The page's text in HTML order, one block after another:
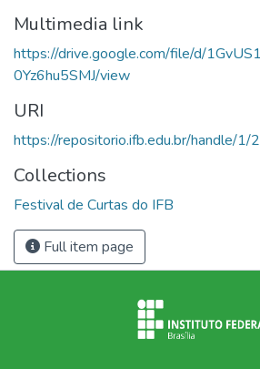
Multimedia link
https://drive.google.com/file/d/
0Yz6hu5SMJ/view
URI
https://repositorio.ifb.edu.br/handle/1/
Collections
Festival de Curtas do IFB
Full item page